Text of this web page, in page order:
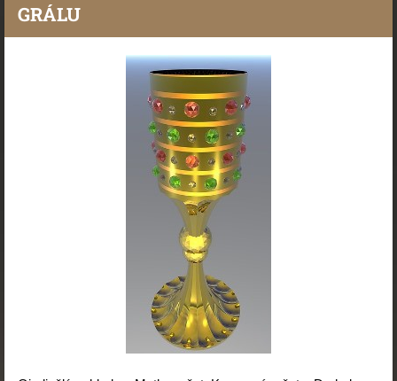
GRÁLU